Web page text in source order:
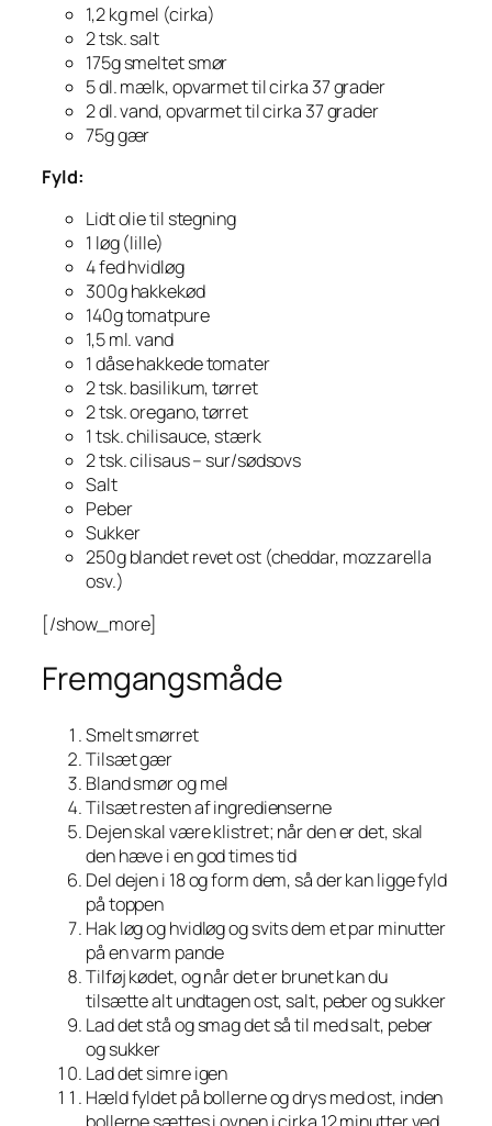
1,2 kg mel (cirka)
2 tsk. salt
175g smeltet smør
5 dl. mælk, opvarmet til cirka 37 grader
2 dl. vand, opvarmet til cirka 37 grader
75g gær
Fyld:
Lidt olie til stegning
1 løg (lille)
4 fed hvidløg
300g hakkekød
140g tomatpure
1,5 ml. vand
1 dåse hakkede tomater
2 tsk. basilikum, tørret
2 tsk. oregano, tørret
1 tsk. chilisauce, stærk
2 tsk. cilisaus – sur/sødsovs
Salt
Peber
Sukker
250g blandet revet ost (cheddar, mozzarella
osv.)
[/show_more]
Fremgangsmåde
Smelt smørret
Tilsæt gær
Bland smør og mel
Tilsæt resten af ingredienserne
Dejen skal være klistret; når den er det, skal
den hæve i en god times tid
Del dejen i 18 og form dem, så der kan ligge fyld
på toppen
Hak løg og hvidløg og svits dem et par minutter
på en varm pande
Tilføj kødet, og når det er brunet kan du
tilsætte alt undtagen ost, salt, peber og sukker
Lad det stå og smag det så til med salt, peber
og sukker
Lad det simre igen
Hæld fyldet på bollerne og drys med ost, inden